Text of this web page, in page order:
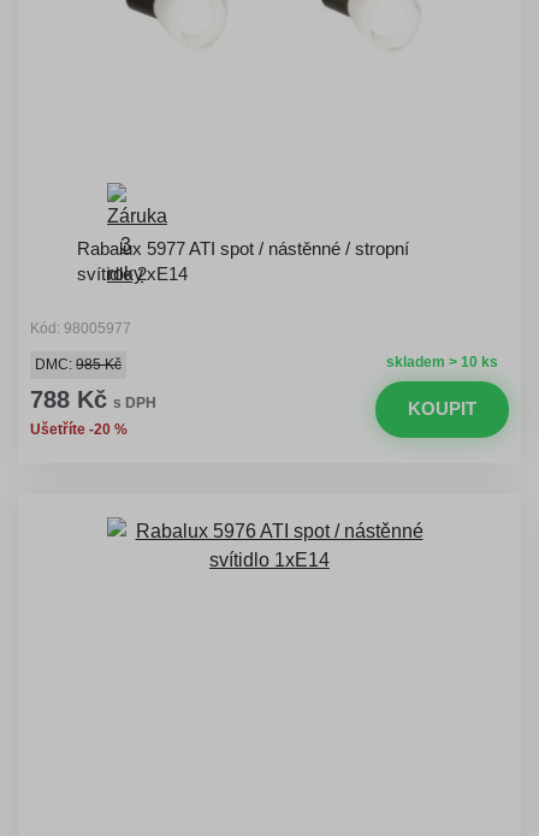
Rabalux 5977 ATI spot / nástěnné / stropní
svítidlo 2xE14
Kód: 98005977
skladem > 10 ks
DMC: 985 Kč
788 Kč s DPH
Ušetříte -20 %
KOUPIT